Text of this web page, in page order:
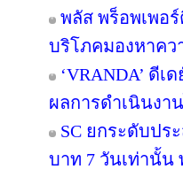
พลัส พร็อพเพอ
บริโภคมองหาคว
‘VRANDA’ ดีเ
ผลการดำเนินงา
SC ยกระดับปร
บาท 7 วันเท่านั้น